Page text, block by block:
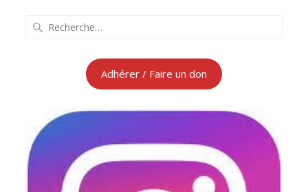
Adhérer / Faire un don